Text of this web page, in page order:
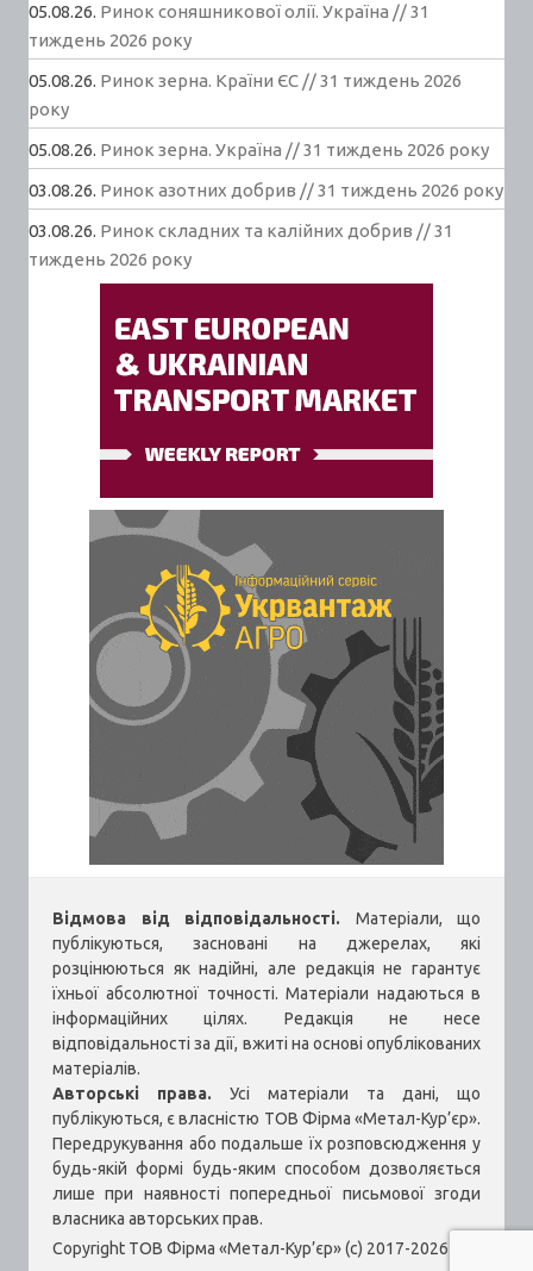
05.08.26. Ринок соняшникової олії. Україна // 31
тиждень 2026 року
05.08.26. Ринок зерна. Країни ЄС // 31 тиждень 2026
року
05.08.26. Ринок зерна. Україна // 31 тиждень 2026 року
03.08.26. Ринок азотних добрив // 31 тиждень 2026 року
03.08.26. Ринок складних та калійних добрив // 31
тиждень 2026 року
Відмова від відповідальності. Матеріали, що
публікуються, засновані на джерелах, які
розцінюються як надійні, але редакція не гарантує
їхньої абсолютної точності. Матеріали надаються в
інформаційних цілях. Редакція не несе
відповідальності за дії, вжиті на основі опублікованих
матеріалів.
Авторські права. Усі матеріали та дані, що
публікуються, є власністю ТОВ Фірма «Метал-Кур’єр».
Передрукування або подальше їх розповсюдження у
будь-якій формі будь-яким способом дозволяється
лише при наявності попередньої письмової згоди
власника авторських прав.
Copyright ТОВ Фірма «Метал-Кур’єр» (c) 2017-2026